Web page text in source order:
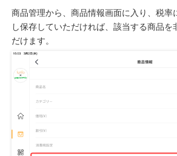
商品管理から、商品情報画面に入り、税率
し保存していただければ、該当する商品を
だけます。